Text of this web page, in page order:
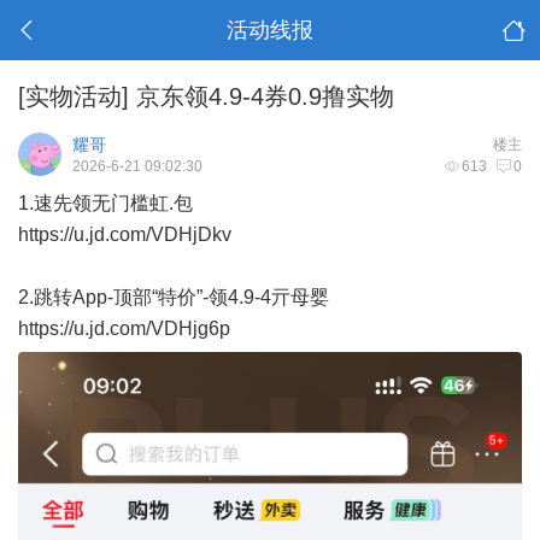
活动线报
[实物活动] 京东领4.9-4券0.9撸实物
楼主
耀哥
613 0
2026-6-21 09:02:30
1.速先领无门槛虹.包
https://u.jd.com/VDHjDkv
2.跳转App-顶部“特价”-领4.9-4亓母婴
https://u.jd.com/VDHjg6p